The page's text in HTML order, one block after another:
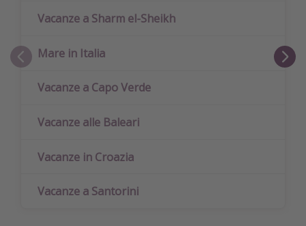
Vacanze a Sharm el-Sheikh
Mare in Italia
Vacanze a Capo Verde
Vacanze alle Baleari
Vacanze in Croazia
Vacanze a Santorini